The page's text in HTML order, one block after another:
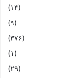
(۱۴)
(۹)
(۳۷۶)
(۱)
(۲۹)